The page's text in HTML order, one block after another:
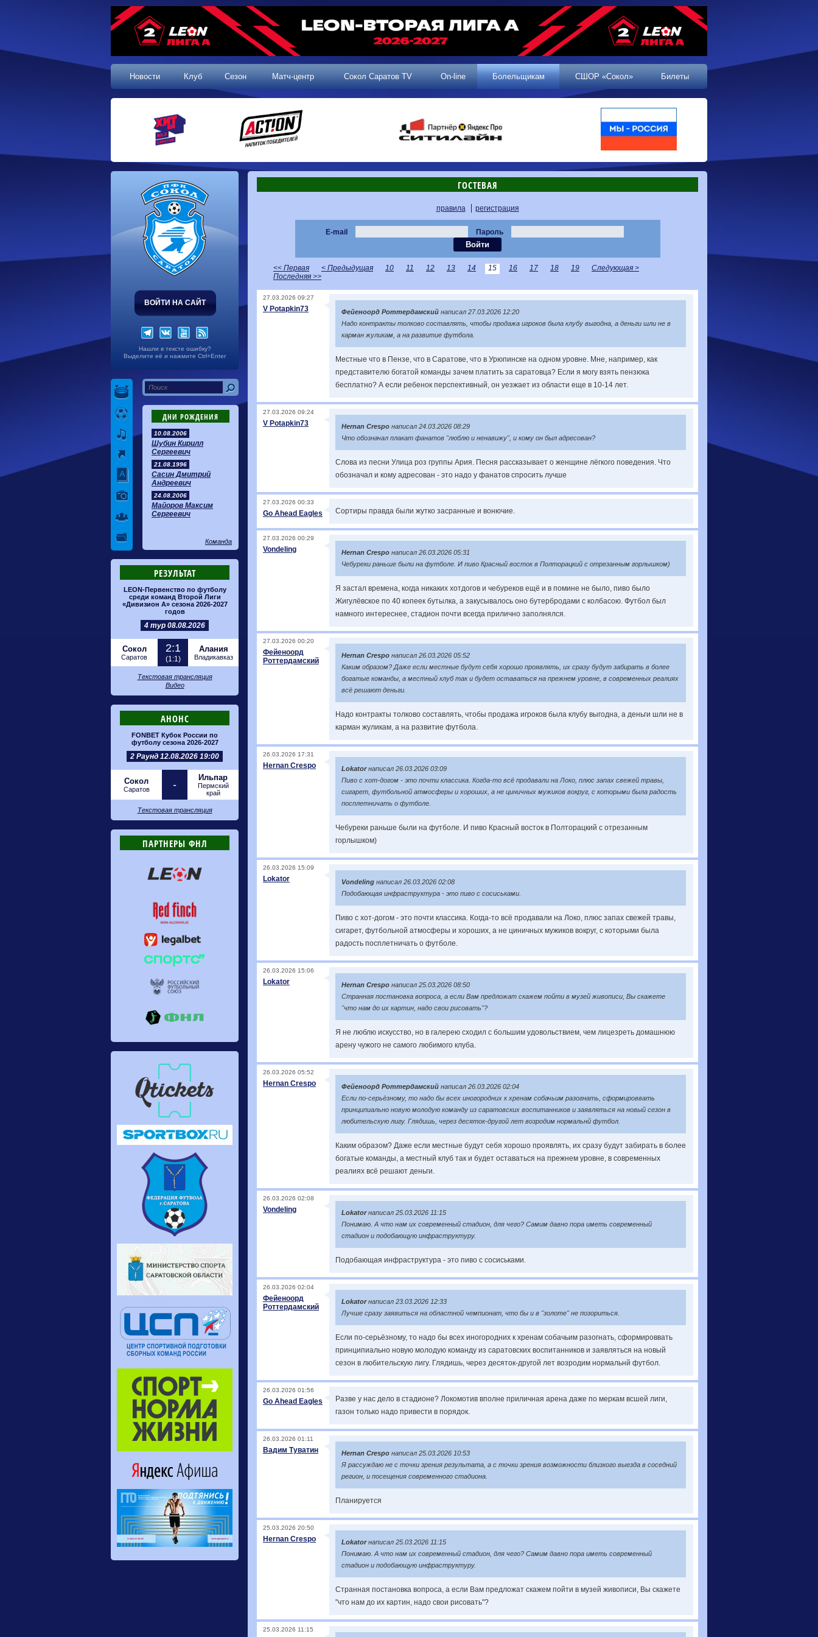
Новости Клуб Сезон Матч-центр Сокол Саратов TV On-line Болельщикам СШОР «Сокол» Билеты
ВОЙТИ НА САЙТ
Нашли в тексте ошибку?
Выделите её и нажмите Ctrl+Enter
ДНИ РОЖДЕНИЯ
10.08.2006
Шубин Кирилл
Сергеевич
21.08.1996
Сасин Дмитрий
Андреевич
24.08.2006
Майоров Максим
Сергеевич
Команда
РЕЗУЛЬТАТ
LEON-Первенство по футболу
среди команд Второй Лиги
«Дивизион А» сезона 2026-2027
годов
4 тур 08.08.2026
Сокол
Саратов
2:1
(1:1)
Алания
Владикавказ
Текстовая трансляция
Видео
АНОНС
FONBET Кубок России по
футболу сезона 2026-2027
2 Раунд 12.08.2026 19:00
Сокол
Саратов -
Ильпар
Пермский
край
Текстовая трансляция
ПАРТНЕРЫ ФНЛ
ГОСТЕВАЯ
правила регистрация
E-mail Пароль
<< Первая < Предыдущая 10 11 12 13 14 15 16 17 18 19
Следующая >
Последняя >>
27.03.2026 09:27
V Potapkin73 Фейеноорд Роттердамский написал 27.03.2026 12:20
Надо контракты толково составлять, чтобы продажа игроков была клубу выгодна, а деньги шли не в
карман жуликам, а на развитие футбола.
Местные что в Пензе, что в Саратове, что в Урюпинске на одном уровне. Мне, например, как
представителю богатой команды зачем платить за саратовца? Если я могу взять пензюка
бесплатно? А если ребенок перспективный, он уезжает из области еще в 10-14 лет.
27.03.2026 09:24
V Potapkin73 Hernan Crespo написал 24.03.2026 08:29
Что обозначал плакат фанатов "люблю и ненавижу", и кому он был адресован?
Слова из песни Улица роз группы Ария. Песня рассказывает о женщине лёгкого поведения. Что
обозначал и кому адресован - это надо у фанатов спросить лучше
27.03.2026 00:33
Go Ahead Eagles Сортиры правда были жутко засранные и вонючие.
27.03.2026 00:29
Vondeling Hernan Crespo написал 26.03.2026 05:31
Чебуреки раньше были на футболе. И пиво Красный восток в Полторацкий с отрезанным горлышком)
Я застал времена, когда никаких хотдогов и чебуреков ещё и в помине не было, пиво было
Жигулёвское по 40 копеек бутылка, а закусывалось оно бутербродами с колбасою. Футбол был
намного интереснее, стадион почти всегда прилично заполнялся.
27.03.2026 00:20
Фейеноорд
Роттердамский
Hernan Crespo написал 26.03.2026 05:52
Каким образом? Даже если местные будут себя хорошо проявлять, их сразу будут забирать в более
богатые команды, а местный клуб так и будет оставаться на прежнем уровне, в современных реалиях
всё решают деньги.
Надо контракты толково составлять, чтобы продажа игроков была клубу выгодна, а деньги шли не в
карман жуликам, а на развитие футбола.
26.03.2026 17:31
Hernan Crespo Lokatorнаписал 26.03.2026 03:09
Пиво с хот-догом - это почти классика. Когда-то всё продавали на Локо, плюс запах свежей травы,
сигарет, футбольной атмосферы и хороших, а не циничных мужиков вокруг, с которыми была радость
посплетничать о футболе.
Чебуреки раньше были на футболе. И пиво Красный восток в Полторацкий с отрезанным
горлышком)
26.03.2026 15:09
Lokator Vondeling написал 26.03.2026 02:08
Подобающая инфраструктура - это пиво с сосиськами.
Пиво с хот-догом - это почти классика. Когда-то всё продавали на Локо, плюс запах свежей травы,
сигарет, футбольной атмосферы и хороших, а не циничных мужиков вокруг, с которыми была
радость посплетничать о футболе.
26.03.2026 15:06
Lokator Hernan Crespo написал 25.03.2026 08:50
Странная постановка вопроса, а если Вам предложат скажем пойти в музей живописи, Вы скажете
"что нам до их картин, надо свои рисовать"?
Я не люблю искусство, но в галерею сходил с большим удовольствием, чем лицезреть домашнюю
арену чужого не самого любимого клуба.
26.03.2026 05:52
Hernan Crespo Фейеноорд Роттердамский написал 26.03.2026 02:04
Если по-серьёзному, то надо бы всех иногородних к хренам собачьим разогнать, сформироввать
принципиально новую молодую команду из саратовских воспитанников и заявляться на новый сезон в
любительскую лигу. Глядишь, через десяток-другой лет возродим нормальнй футбол.
Каким образом? Даже если местные будут себя хорошо проявлять, их сразу будут забирать в более
богатые команды, а местный клуб так и будет оставаться на прежнем уровне, в современных
реалиях всё решают деньги.
26.03.2026 02:08
Vondeling Lokatorнаписал 25.03.2026 11:15
Понимаю. А что нам их современный стадион, для чего? Самим давно пора иметь современный
стадион и подобающую инфраструктуру.
Подобающая инфраструктура - это пиво с сосиськами.
26.03.2026 02:04
Фейеноорд
Роттердамский
Lokatorнаписал 23.03.2026 12:33
Лучше сразу заявиться на областной чемпионат, что бы и в "золоте" не позориться.
Если по-серьёзному, то надо бы всех иногородних к хренам собачьим разогнать, сформироввать
принципиально новую молодую команду из саратовских воспитанников и заявляться на новый
сезон в любительскую лигу. Глядишь, через десяток-другой лет возродим нормальнй футбол.
26.03.2026 01:56
Go Ahead Eagles
Разве у нас дело в стадионе? Локомотив вполне приличная арена даже по меркам всшей лиги,
газон только надо привести в порядок.
26.03.2026 01:11
Вадим Туватин Hernan Crespo написал 25.03.2026 10:53
Я рассуждаю не с точки зрения результата, а с точки зрения возможности близкого выезда в соседний
регион, и посещения современного стадиона.
Планируется
25.03.2026 20:50
Hernan Crespo Lokatorнаписал 25.03.2026 11:15
Понимаю. А что нам их современный стадион, для чего? Самим давно пора иметь современный
стадион и подобающую инфраструктуру.
Странная постановка вопроса, а если Вам предложат скажем пойти в музей живописи, Вы скажете
"что нам до их картин, надо свои рисовать"?
25.03.2026 11:15